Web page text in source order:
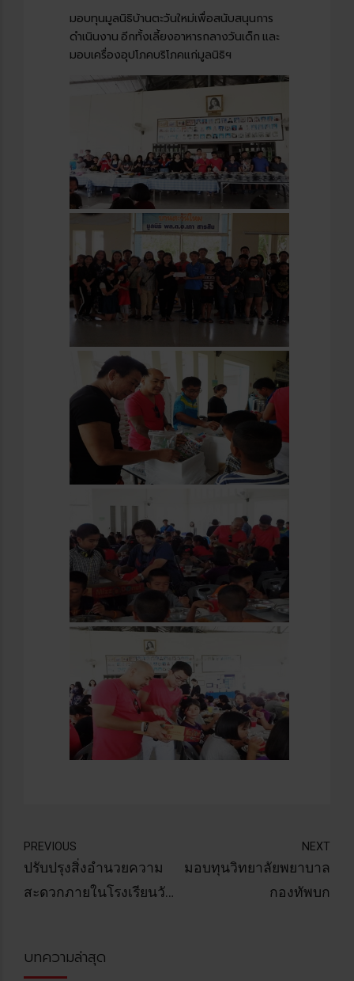
มอบทุนมูลนิธิบ้านตะวันใหม่เพื่อสนับสนุนการ
ดำเนินงาน อีกทั้งเลี้ยงอาหารกลางวันเด็ก และ
มอบเครื่องอุปโภคบริโภคแก่มูลนิธิฯ
PREVIOUS
ปรับปรุงสิ่งอำนวยความ
สะดวกภายในโรงเรียนวัด
NEXT
มอบทุนวิทยาลัยพยาบาล
กองทัพบก
บทความล่าสุด